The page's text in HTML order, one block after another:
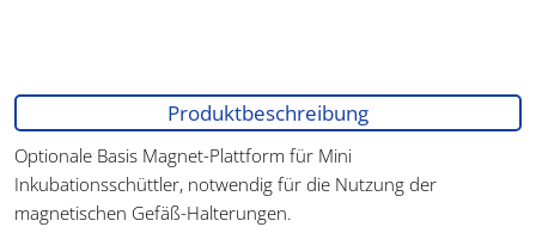
Produktbeschreibung
Optionale Basis Magnet-Plattform für Mini
Inkubationsschüttler, notwendig für die Nutzung der
magnetischen Gefäß-Halterungen.